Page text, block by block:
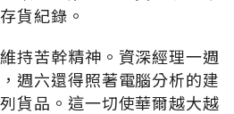
貨紀錄。
持苦幹精神。資深經理一週
週六還得照著電腦分析的建
貨品。這一切使華爾越大越